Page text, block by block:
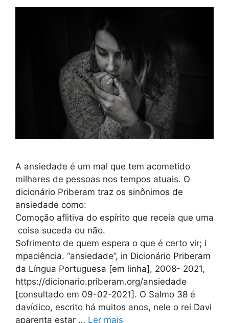
A ansiedade é um mal que tem acometido
milhares de pessoas nos tempos atuais. O
dicionário Priberam traz os sinônimos de
ansiedade como:
Comoção aflitiva do espírito que receia que uma
coisa suceda ou não.
Sofrimento de quem espera o que é certo vir; i
mpaciência. “ansiedade”, in Dicionário Priberam
da Língua Portuguesa [em linha], 2008- 2021,
https://dicionario.priberam.org/ansiedade
[consultado em 09-02-2021]. O Salmo 38 é
davídico, escrito há muitos anos, nele o rei Davi
aparenta estar … Ler mais